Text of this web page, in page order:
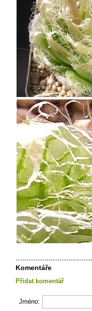
Komentáře
Přidat komentář
Jméno: